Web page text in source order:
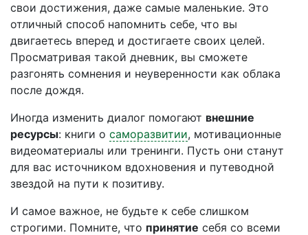
свои достижения, даже самые маленькие. Это
отличный способ напомнить себе, что вы
двигаетесь вперед и достигаете своих целей.
Просматривая такой дневник, вы сможете
разгонять сомнения и неуверенности как облака
после дождя.
Иногда изменить диалог помогают внешние
ресурсы: книги о саморазвитии, мотивационные
видеоматериалы или тренинги. Пусть они станут
для вас источником вдохновения и путеводной
звездой на пути к позитиву.
И самое важное, не будьте к себе слишком
строгими. Помните, что принятие себя со всеми